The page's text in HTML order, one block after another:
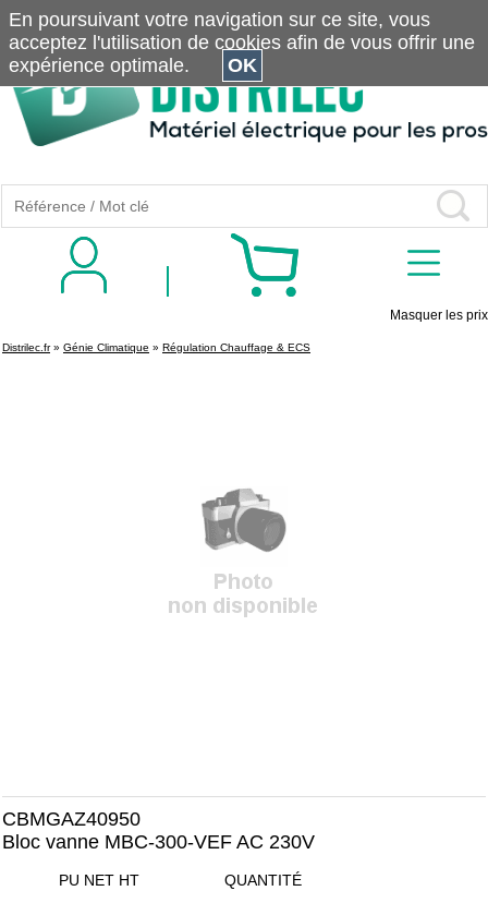
Masquer les prix
Distrilec.fr» Génie Climatique » Régulation Chauffage & ECS
CBMGAZ40950
Bloc vanne MBC-300-VEF AC 230V
PU NET HT QUANTITÉ
En poursuivant votre navigation sur ce site, vous
acceptez l'utilisation de cookies afin de vous offrir une
expérience optimale.
OK